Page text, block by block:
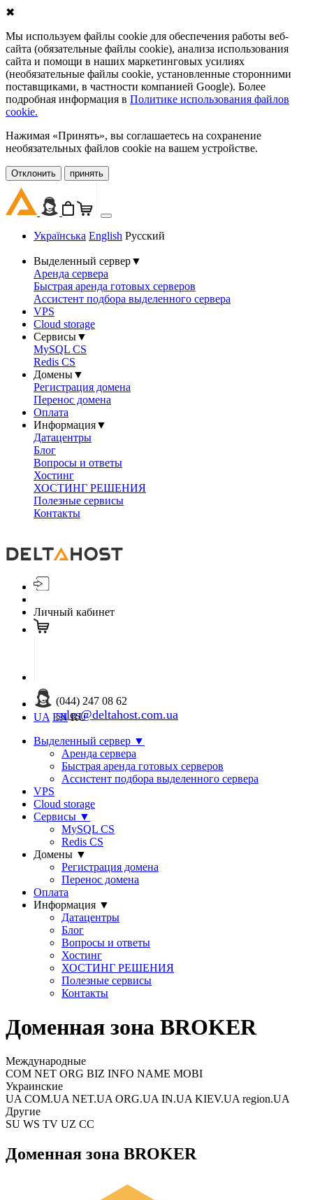
✖
Мы используем файлы cookie для обеспечения работы веб-
сайта (обязательные файлы cookie), анализа использования
сайта и помощи в наших маркетинговых усилиях
(необязательные файлы cookie, установленные сторонними
поставщиками, в частности компанией Google). Более
подробная информация в Политике использования файлов
cookie.
Нажимая «Принять», вы соглашаетесь на сохранение
необязательных файлов cookie на вашем устройстве.
Oтклонить принять
Українська English Русский
Выделенный сервер▼
Аренда сервера
Быстрая аренда готовых серверов
Ассистент подбора выделенного сервера
VPS
Cloud storage
Сервисы▼
MySQL CS
Redis CS
Домены▼
Регистрация домена
Перенос домена
Оплата
Информация▼
Датацентры
Блог
Вопросы и ответы
Хостинг
ХОСТИНГ РЕШЕНИЯ
Полезные сервисы
Контакты
Личный кабинет
(044) 247 08 62
sales@deltahost.com.ua
UA EN RU
Выделенный сервер ▼
Аренда сервера
Быстрая аренда готовых серверов
Ассистент подбора выделенного сервера
VPS
Cloud storage
Сервисы ▼
MySQL CS
Redis CS
Домены ▼
Регистрация домена
Перенос домена
Оплата
Информация ▼
Датацентры
Блог
Вопросы и ответы
Хостинг
ХОСТИНГ РЕШЕНИЯ
Полезные сервисы
Контакты
Доменная зона BROKER
Международные
COM NET ORG BIZ INFO NAME MOBI
Украинские
UA COM.UA NET.UA ORG.UA IN.UA KIEV.UA region.UA
Другие
SU WS TV UZ CC
Доменная зона BROKER